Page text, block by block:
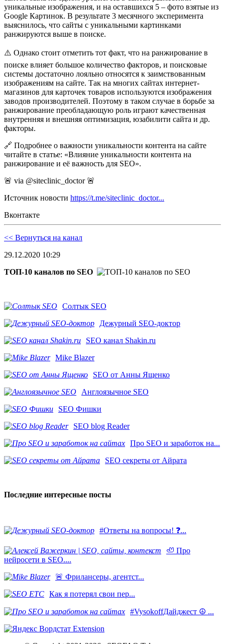
уникальные изображения, и на оставшихся 5 – фото взятые из
Google Картинок. В результате 3 месячного эксперимента
выяснилось, что сайты с уникальными картинками
ранжируются выше в поиске.
⚠️ Однако стоит отметить тот факт, что на ранжирование в
поиске влияет большое количество факторов, и поисковые
системы достаточно лояльно относятся к заимствованным
изображениям на сайте. Так на многих сайтах интернет-
магазинов для карточек товаров используются изображения
заводов производителей. Поэтому в таком случае в борьбе за
ранжирование преобладающую роль играют качественная
внутренняя и внешняя оптимизация, юзабилити сайта и др.
факторы.
🔗 Подробнее о важности уникальности контента на сайте
читайте в статье: «Влияние уникальности контента на
ранжирование и её важность для SEO».
🚨 via @siteclinic_doctor 🚨
Источник новости https://t.me/siteclinic_doctor...
Вконтакте
<< Вернуться на канал
29.12.2020 10:29
ТОП-10 каналов по SEO
Солтык SEO
Дежурный SEO-доктор
SEO канал Shakin.ru
Mike Blazer
SEO от Анны Ященко
Англоязычное SEO
SEO Фишки
SEO blog Reader
Про SEO и заработок на...
SEO секреты от Айрата
Последние интересные посты
#Ответы на вопросы! ❓...
🦥 Про
нейросети в SEO....
​🚨 Фрилансеры, агентст...
Как я потерял свои пер...
#VysokoffДайджест ☮️ ...